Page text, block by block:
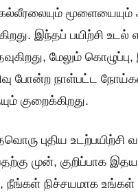
இந்தப் பயிற்சி
மேலும்
போன்ற நாள்பட்ட
குறைக்கிறது.
புதிய உடற்பயிற்சி
முன், குறிப்பாக
நிச்சயமாக உங்கள்